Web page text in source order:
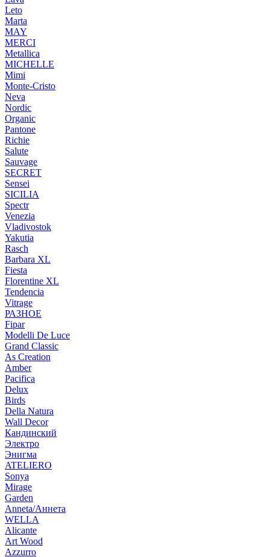
Leto
Marta
MAY
MERCI
Metallica
MICHELLE
Mimi
Monte-Cristo
Neva
Nordic
Organic
Pantone
Richie
Salute
Sauvage
SECRET
Sensei
SICILIA
Spectr
Venezia
Vladivostok
Yakutia
Rasch
Barbara XL
Fiesta
Florentine XL
Tendencia
Vitrage
РАЗНОЕ
Fipar
Modelli De Luce
Grand Classic
As Creation
Amber
Pacifica
Delux
Birds
Della Natura
Wall Decor
Кандинский
Электро
Энигма
ATELIERO
Sonya
Mirage
Garden
Anneta/Аннета
WELLA
Alicante
Art Wood
Azzurro